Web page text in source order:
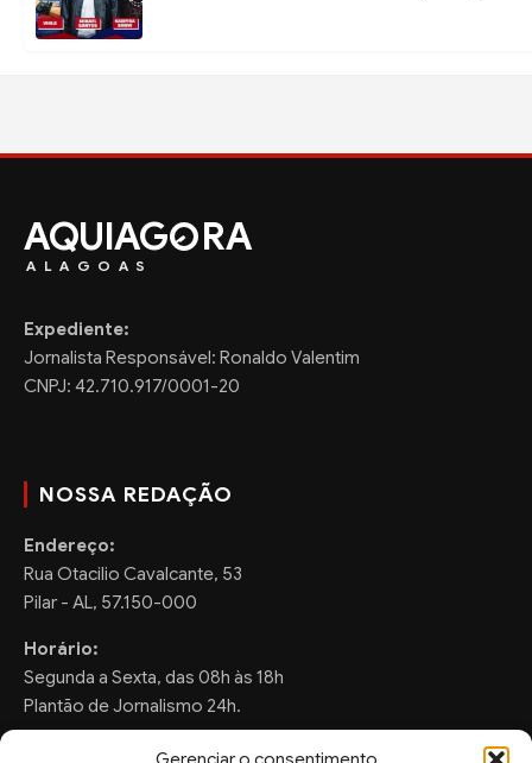
AQUIAG RA
ALAGOAS
Expediente:
Jornalista Responsável: Ronaldo Valentim
CNPJ: 42.710.917/0001-20
NOSSA REDAÇÃO
Endereço:
Rua Otacilio Cavalcante, 53
Pilar - AL, 57.150-000
Horário:
Segunda a Sexta, das 08h às 18h
Plantão de Jornalismo 24h.